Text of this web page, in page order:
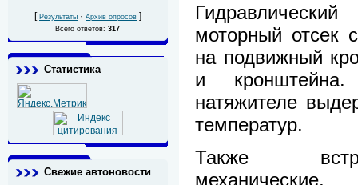
[ Результаты · Архив опросов ]
Всего ответов:317
Статистика
Свежие автоновости
моторный отсек
на подвижный
и
натяжителе
температур.
Также